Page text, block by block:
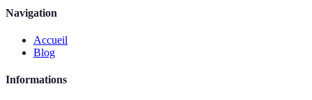
Navigation
Accueil
Blog
Informations